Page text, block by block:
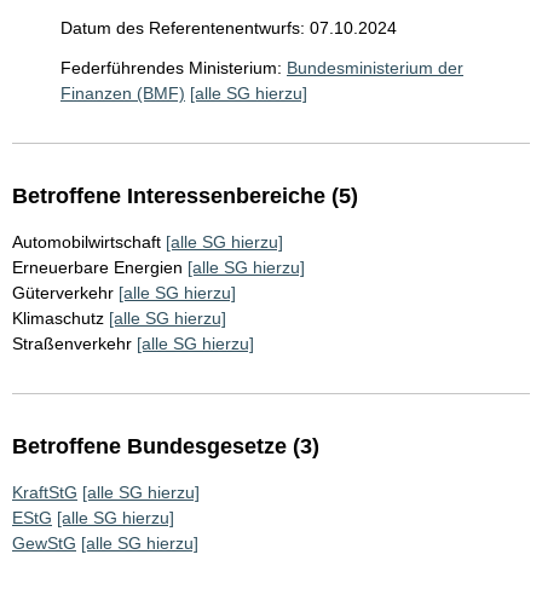
Datum des Referentenentwurfs: 07.10.2024
Federführendes Ministerium: Bundesministerium der
Finanzen (BMF) [alle SG hierzu]
Betroffene Interessenbereiche (5)
Automobilwirtschaft [alle SG hierzu]
Erneuerbare Energien [alle SG hierzu]
Güterverkehr [alle SG hierzu]
Klimaschutz [alle SG hierzu]
Straßenverkehr [alle SG hierzu]
Betroffene Bundesgesetze (3)
KraftStG [alle SG hierzu]
EStG [alle SG hierzu]
GewStG [alle SG hierzu]